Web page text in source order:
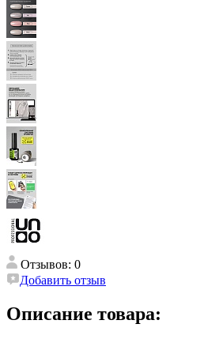
Отзывов: 0
Добавить отзыв
Описание товара: